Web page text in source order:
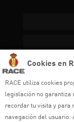
Cookies en
RACE utiliza cookies
legislación no garantiza
recordar tu visita y para
navegación del